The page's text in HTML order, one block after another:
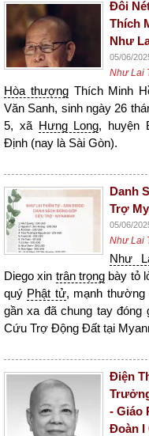
Đôi
Thích
Như
05/06/
Như Lai
Hòa thượngThích Minh
Văn Sanh, sinh ngày 26
5, xã Hưng Long, huyện
Định (nay là Sài Gòn).
Danh
Trợ
05/06/
Như Lai
Như
Diego xin trân trọng bày tỏ
quý Phật tử, mạnh thường
gần xa đã chung tay đóng
Cứu Trợ Động Đất tại
Điện
- Giáo
Đoàn I